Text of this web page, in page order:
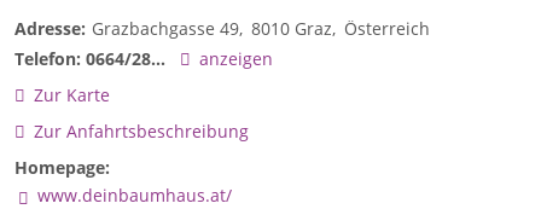
Adresse: Grazbachgasse 49 8010 Graz
Österreich
Telefon: 0664/28...
anzeigen
Zur Karte
Zur Anfahrtsbeschreibung
Homepage:
www.deinbaumhaus.at/